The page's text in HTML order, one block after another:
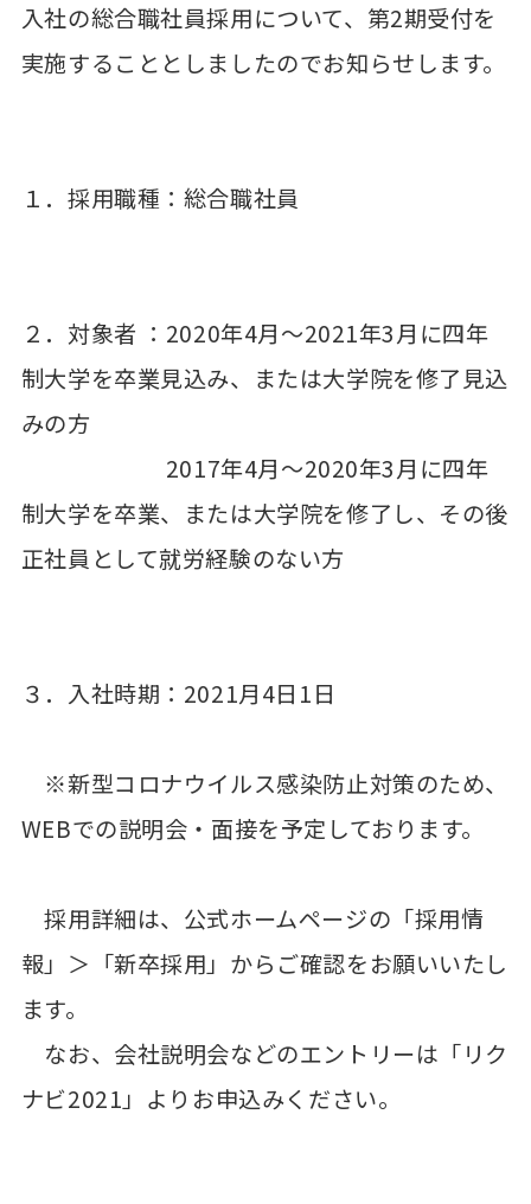
⼊社の総合職社員採⽤について、第2期受付を
実施することとしましたのでお知らせします。
１．採用職種：総合職社員
２．対象者 ：2020年4月～2021年3月に四年
制大学を卒業見込み、または大学院を修了見込
みの方
2017年4月～2020年3月に四年
制大学を卒業、または大学院を修了し、その後
正社員として就労経験のない方
３．入社時期：2021月4日1日
※新型コロナウイルス感染防止対策のため、
WEBでの説明会・面接を予定しております。
採⽤詳細は、公式ホームページの「採⽤情
報」＞「新卒採⽤」からご確認をお願いいたし
ます。
なお、会社説明会などのエントリーは「リク
ナビ2021」よりお申込みください。